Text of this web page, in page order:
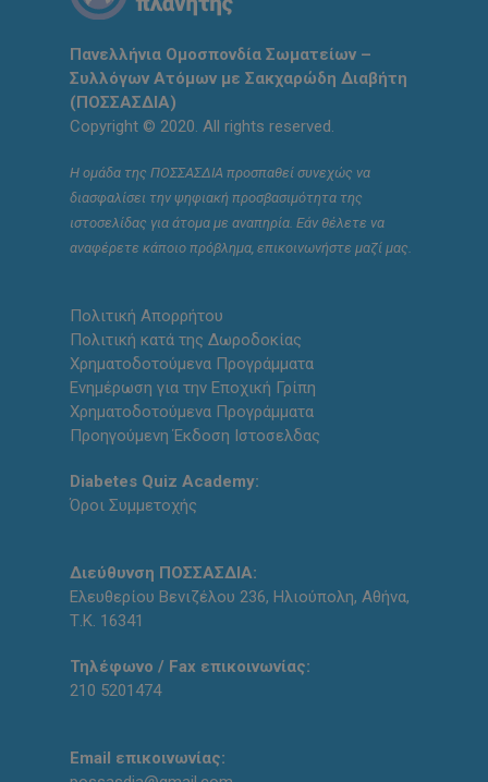
Πανελλήνια Ομοσπονδία Σωματείων –
Συλλόγων Ατόμων με Σακχαρώδη Διαβήτη
(ΠΟΣΣΑΣΔΙΑ)
Copyright © 2020. All rights reserved.
Η ομάδα της ΠΟΣΣΑΣΔΙΑ προσπαθεί συνεχώς να
διασφαλίσει την ψηφιακή προσβασιμότητα της
ιστοσελίδας για άτομα με αναπηρία. Εάν θέλετε να
αναφέρετε κάποιο πρόβλημα, επικοινωνήστε μαζί μας.
Πολιτική Απορρήτου
Πολιτική κατά της Δωροδοκίας
Χρηματοδοτούμενα Προγράμματα
Ενημέρωση για την Εποχική Γρίπη
Χρηματοδοτούμενα Προγράμματα
Προηγούμενη Έκδοση Ιστοσελδας
Diabetes Quiz Academy:
Όροι Συμμετοχής
Διεύθυνση ΠΟΣΣΑΣΔΙΑ:
Ελευθερίου Βενιζέλου 236, Ηλιούπολη, Αθήνα,
Τ.Κ. 16341
Τηλέφωνο / Fax επικοινωνίας:
210 5201474
Email επικοινωνίας: